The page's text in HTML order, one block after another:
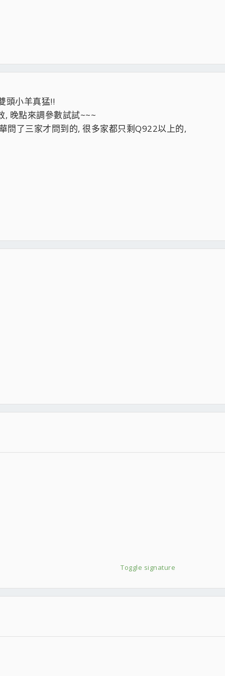
頭小羊真猛!!
, 晚點來調參數試試~~~
問了三家才問到的, 很多家都只剩Q922以上的,
Toggle signature